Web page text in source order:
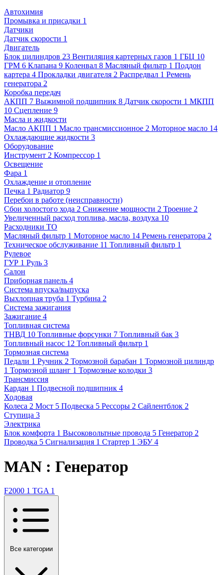
Автохимия
Промывка и присадки 1
Датчики
Датчик скорости 1
Двигатель
Блок цилиндров 23 Вентиляция картерных газов 1 ГБЦ 10
ГРМ 6 Клапана 9 Коленвал 8 Масляный фильтр 1 Поддон
картера 4 Прокладки двигателя 2 Распредвал 1 Ремень
генератора 2
Коробка передач
АКПП 7 Выжимной подшипник 8 Датчик скорости 1 МКПП
10 Сцепление 9
Масла и жидкости
Масло АКПП 1 Масло трансмиссионное 2 Моторное масло 14
Охлаждающие жидкости 3
Оборудование
Инструмент 2 Компрессор 1
Освещение
Фара 1
Охлаждение и отопление
Печка 1 Радиатор 9
Перебои в работе (неисправности)
Сбои холостого хода 2 Снижение мощности 2 Троение 2
Увеличенный расход топлива, масла, воздуха 10
Расходники ТО
Масляный фильтр 1 Моторное масло 14 Ремень генератора 2
Техническое обслуживание 11 Топливный фильтр 1
Рулевое
ГУР 1 Руль 3
Салон
Приборная панель 4
Система впуска/выпуска
Выхлопная труба 1 Турбина 2
Система зажигания
Зажигание 4
Топливная система
ТНВД 10 Топливные форсунки 7 Топливный бак 3
Топливный насос 12 Топливный фильтр 1
Тормозная система
Педали 1 Ручник 2 Тормозной барабан 1 Тормозной цилиндр
1 Тормозной шланг 1 Тормозные колодки 3
Трансмиссия
Кардан 1 Подвесной подшипник 4
Ходовая
Колеса 2 Мост 5 Подвеска 5 Рессоры 2 Сайлентблок 2
Ступица 3
Электрика
Блок комфорта 1 Высоковольтные провода 5 Генератор 2
Проводка 5 Сигнализация 1 Стартер 1 ЭБУ 4
MAN : Генератор
F2000 1 TGA 1
Все категории